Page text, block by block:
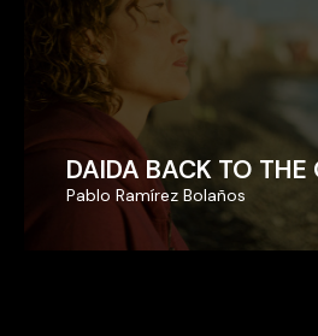
DAIDA BACK TO THE
Pablo Ramírez Bolaños
DAIDA BACK TO THE
Pablo Ramírez Bolaños